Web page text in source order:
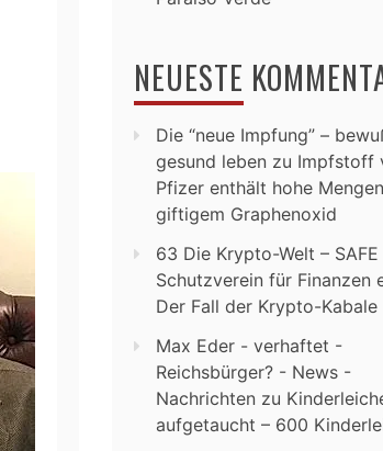
NEUESTE
Die “neue Impfung” –
gesund leben zu Impfstoff
Pfizer enthält hohe
giftigem Graphenoxid
63 Die Krypto-Welt – SAFE
Schutzverein für Finanzen
Der Fall der Krypto-Kabale
Max Eder - verhaftet -
Reichsbürger? - News -
Nachrichten zu
aufgetaucht – 600